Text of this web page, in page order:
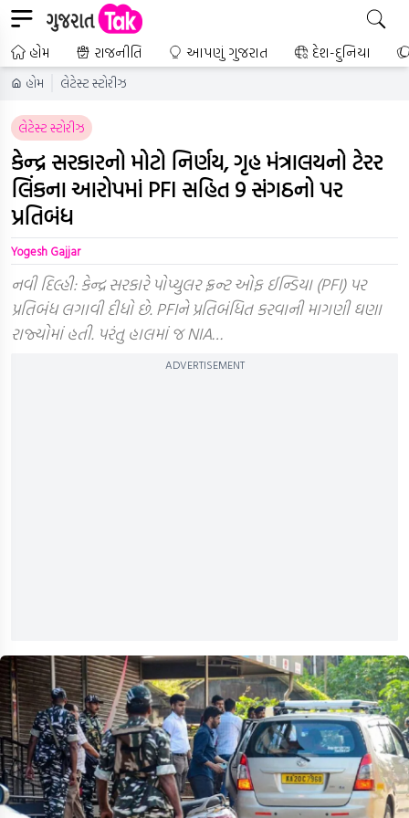
હોમ રાજનીતિ આપણું ગુજરાત દેશ-દુનિયા
હોમ લેટેસ્ટ સ્ટોરીઝ
લેટેસ્ટ સ્ટોરીઝ
કેન્દ્ર સરકારનો મોટો નિર્ણય, ગૃહ મંત્રાલયનો ટેરર
લિંકના આરોપમાં PFI સહિત 9 સંગઠનો પર
પ્રતિબંધ
Yogesh Gajjar
નવી દિલ્હી: કેન્દ્ર સરકારે પોપ્યુલર ફ્રન્ટ ઓફ ઈન્ડિયા (PFI) પર
પ્રતિબંધ લગાવી દીધો છે. PFIને પ્રતિબંધિત કરવાની માગણી ઘણા
રાજ્યોમાં હતી. પરંતુ હાલમાં જ NIA…
ADVERTISEMENT